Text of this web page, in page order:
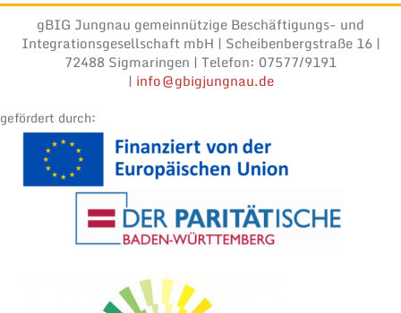
gBIG Jungnau gemeinnützige Beschäftigungs- und
Integrationsgesellschaft mbH | Scheibenbergstraße 16 |
72488 Sigmaringen | Telefon: 07577/9191
| info@gbigjungnau.de
gefördert durch: